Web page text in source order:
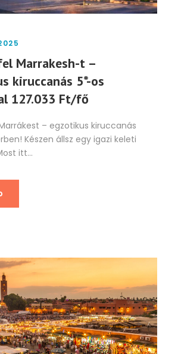
Marrakesh-t –
kiruccanás 5*-os
127.033 Ft/fő
– egzotikus kiruccanás
Készen állsz egy igazi keleti
itt...